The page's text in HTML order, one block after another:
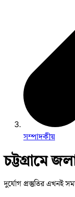
সম্পাদকীয়
চট্টগ্রামে
দুর্যোগ প্রস্তুতির এখনই